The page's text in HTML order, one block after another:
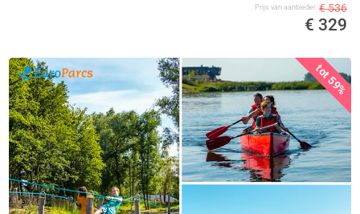
Prijs van aanbieder € 536
€ 329
tot 59%